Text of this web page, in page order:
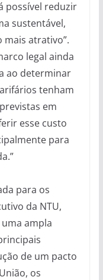
possível reduzir
sustentável,
atrativo”.
legal ainda
ao determinar
tenham
em
esse custo
para
para os
da NTU,
ampla
de um pacto
os